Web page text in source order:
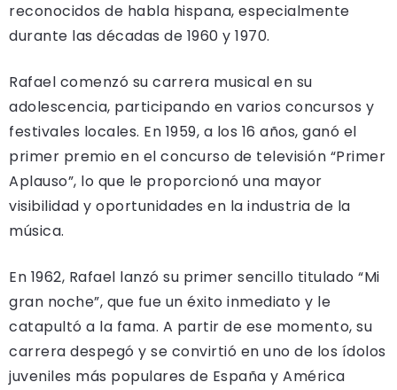
reconocidos de habla hispana, especialmente
durante las décadas de 1960 y 1970.
Rafael comenzó su carrera musical en su
adolescencia, participando en varios concursos y
festivales locales. En 1959, a los 16 años, ganó el
primer premio en el concurso de televisión “Primer
Aplauso”, lo que le proporcionó una mayor
visibilidad y oportunidades en la industria de la
música.
En 1962, Rafael lanzó su primer sencillo titulado “Mi
gran noche”, que fue un éxito inmediato y le
catapultó a la fama. A partir de ese momento, su
carrera despegó y se convirtió en uno de los ídolos
juveniles más populares de España y América